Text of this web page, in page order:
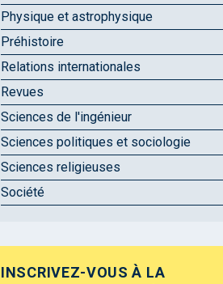
Physique et astrophysique
Préhistoire
Relations internationales
Revues
Sciences de l'ingénieur
Sciences politiques et sociologie
Sciences religieuses
Société
INSCRIVEZ-VOUS À LA